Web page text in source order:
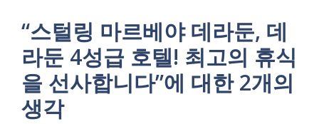
“스털링 마르베야 데라둔, 데
라둔 4성급 호텔! 최고의 휴식
을 선사합니다”에 대한 2개의
생각